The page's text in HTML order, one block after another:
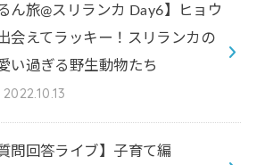
るん旅@スリランカ Day6】ヒョウ
会えてラッキー！スリランカの
い過ぎる野生動物たち
2022.10.13
質問回答ライブ】子育て編